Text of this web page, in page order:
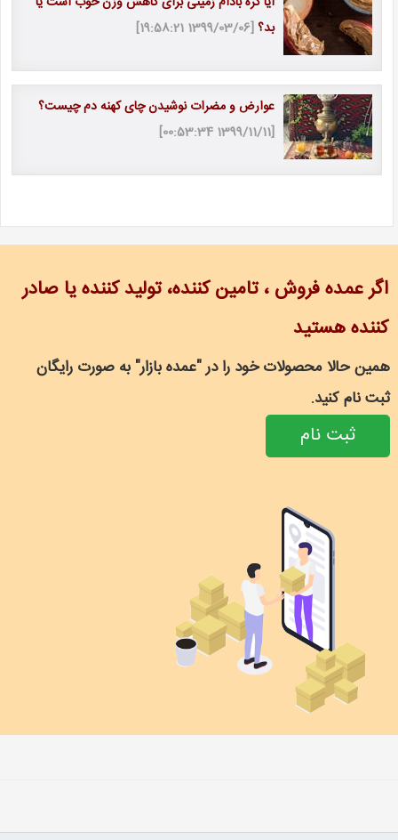
بد؟[1399/03/06 19:58:21]
عوارض و مضرات نوشیدن چای کهنه دم چیست؟
[1399/11/11 00:53:34]
اگر عمده فروش ، تامین کننده، تولید کننده یا صادر
کننده هستید
همین حالا محصولات خود را در "عمده بازار" به صورت رایگان
ثبت نام کنید.
ثبت نام